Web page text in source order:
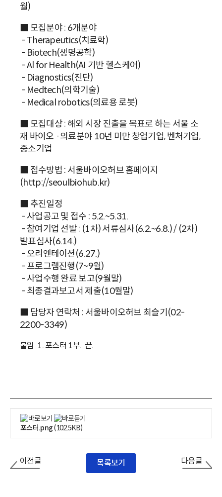
월)
■ 모집분야 : 6개분야
- Therapeutics(치료학)
- Biotech(생명공학)
- Al for Health(AI 기반 헬스케어)
- Diagnostics(진단)
- Medtech(의학기술)
- Medical robotics(의료용 로봇)
■ 모집대상 : 해외 시장 진출을 목표로 하는 서울 소
재 바이오 ·의료분야 10년 미만 창업기업, 벤처기업,
중소기업
■ 접수방법 : 서울바이오허브 홈페이지
(http://seoulbiohub.kr)
■ 추진일정
- 사업공고 및 접수 : 5.2.~5.31.
- 참여기업 선발 : (1차) 서류심사(6.2.~6.8.) / (2차)
발표심사(6.14.)
- 오리엔테이션(6.27.)
- 프로그램진행(7~9월)
- 사업수행 완료 보고(9월말)
- 최종결과보고서 제출(10월말)
■ 담당자 연락처 : 서울바이오허브 최슬기(02-
2200-3349)
붙임 1. 포스터 1부. 끝.
포스터.png(102.5KB)
이전글 목록보기 다음글